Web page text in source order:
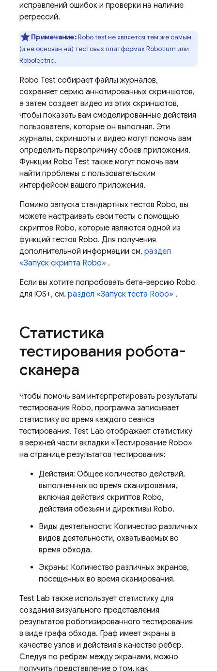
исправлений ошибок и проверки на наличие
регрессий.
Примечание:Robo test не является тем же самым
(и не основан на) тестовых платформах Robotium или
Robolectric.
Robo Test собирает файлы журналов,
сохраняет серию аннотированных скриншотов,
а затем создает видео из этих скриншотов,
чтобы показать вам смоделированные действия
пользователя, которые он выполнял. Эти
журналы, скриншоты и видео могут помочь вам
определить первопричину сбоев приложения.
Функции Robo Test также могут помочь вам
найти проблемы с пользовательским
интерфейсом вашего приложения.
Помимо запуска стандартных тестов Robo, вы
можете настраивать свои тесты с помощью
скриптов Robo, которые являются одной из
функций тестов Robo. Для получения
дополнительной информации см. раздел
«Запуск скрипта Robo» .
Если вы хотите попробовать бета-версию Robo
для iOS+, см. раздел «Запуск теста Robo» .
Статистика
тестирования робота-
сканера
Чтобы помочь вам интерпретировать результаты
тестирования Robo, программа записывает
статистику во время каждого сеанса
тестирования. Test Lab отображает статистику
в верхней части вкладки «Тестирование Robo»
на странице результатов тестирования:
Действия: Общее количество действий,
выполненных во время сканирования,
включая действия скриптов Robo,
действия обезьян и директивы Robo.
Виды деятельности: Количество различных
видов деятельности, охватываемых во
время обхода.
Экраны: Количество различных экранов,
посещенных во время сканирования.
Test Lab также использует статистику для
создания визуального представления
результатов роботизированного тестирования
в виде графа обхода. Граф имеет экраны в
качестве узлов и действия в качестве ребер.
Следуя по ребрам между экранами, можно
получить представление о том, как